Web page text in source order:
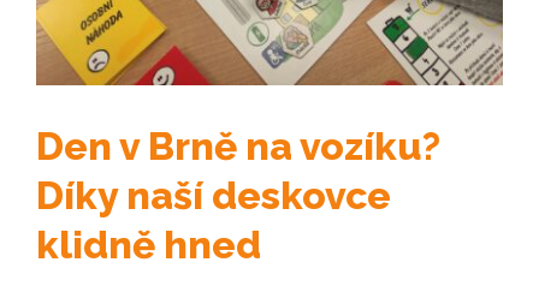
Den v Brně na vozíku?
Díky naší deskovce
klidně hned